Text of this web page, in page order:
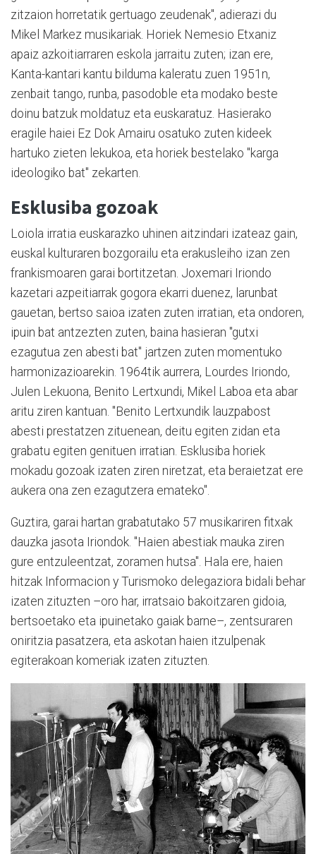
zitzaion horretatik gertuago zeudenak", adierazi du
Mikel Markez musikariak. Horiek Nemesio Etxaniz
apaiz azkoitiarraren eskola jarraitu zuten; izan ere,
Kanta-kantari kantu bilduma kaleratu zuen 1951n,
zenbait tango, runba, pasodoble eta modako beste
doinu batzuk moldatuz eta euskaratuz. Hasierako
eragile haiei Ez Dok Amairu osatuko zuten kideek
hartuko zieten lekukoa, eta horiek bestelako "karga
ideologiko bat" zekarten.
Esklusiba gozoak
Loiola irratia euskarazko uhinen aitzindari izateaz gain,
euskal kulturaren bozgorailu eta erakusleiho izan zen
frankismoaren garai bortitzetan. Joxemari Iriondo
kazetari azpeitiarrak gogora ekarri duenez, larunbat
gauetan, bertso saioa izaten zuten irratian, eta ondoren,
ipuin bat antzezten zuten, baina hasieran "gutxi
ezagutua zen abesti bat" jartzen zuten momentuko
harmonizazioarekin. 1964tik aurrera, Lourdes Iriondo,
Julen Lekuona, Benito Lertxundi, Mikel Laboa eta abar
aritu ziren kantuan. "Benito Lertxundik lauzpabost
abesti prestatzen zituenean, deitu egiten zidan eta
grabatu egiten genituen irratian. Esklusiba horiek
mokadu gozoak izaten ziren niretzat, eta beraietzat ere
aukera ona zen ezagutzera emateko".
Guztira, garai hartan grabatutako 57 musikariren fitxak
dauzka jasota Iriondok. "Haien abestiak mauka ziren
gure entzuleentzat, zoramen hutsa". Hala ere, haien
hitzak Informacion y Turismoko delegaziora bidali behar
izaten zituzten –oro har, irratsaio bakoitzaren gidoia,
bertsoetako eta ipuinetako gaiak barne–, zentsuraren
oniritzia pasatzera, eta askotan haien itzulpenak
egiterakoan komeriak izaten zituzten.